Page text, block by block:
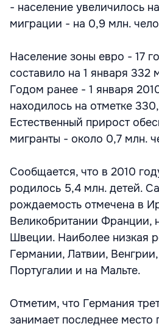
- население увеличилось
миграции - на 0,9 млн.
Население зоны евро - 17
составило на 1 января 332
Годом ранее - 1 января
находилось на отметке
Естественный прирост
мигранты - около 0,7 млн.
Сообщается, что в 2010
родилось 5,4 млн. детей.
рождаемость отмечена в
Великобритании Франции,
Швеции. Наиболее низкая
Германии, Латвии,
Португалии и на Мальте.
Отметим, что Германия
занимает последнее место